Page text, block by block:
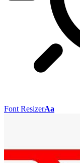
Font ResizerAa